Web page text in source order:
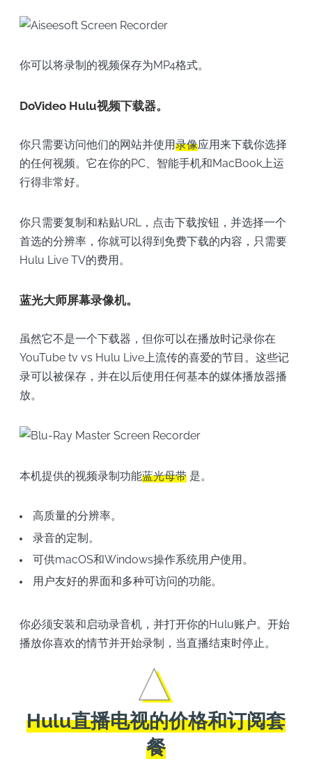
你可以将录制的视频保存为MP4格式。
DoVideo Hulu视频下载器。
你只需要访问他们的网站并使用录像应用来下载你选择
的任何视频。它在你的PC、智能手机和MacBook上运
行得非常好。
你只需要复制和粘贴URL，点击下载按钮，并选择一个
首选的分辨率，你就可以得到免费下载的内容，只需要
Hulu Live TV的费用。
蓝光大师屏幕录像机。
虽然它不是一个下载器，但你可以在播放时记录你在
YouTube tv vs Hulu Live上流传的喜爱的节目。这些记
录可以被保存，并在以后使用任何基本的媒体播放器播
放。
本机提供的视频录制功能蓝光母带是。
高质量的分辨率。
录音的定制。
可供macOS和Windows操作系统用户使用。
用户友好的界面和多种可访问的功能。
你必须安装和启动录音机，并打开你的Hulu账户。开始
播放你喜欢的情节并开始录制，当直播结束时停止。
Hulu直播电视的价格和订阅套
餐